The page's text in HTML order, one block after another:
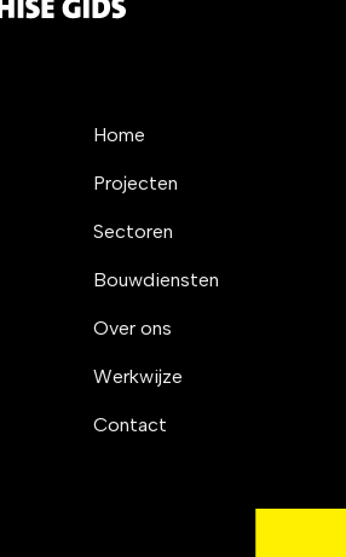
Home
Projecten
Sectoren
Bouwdiensten
Over ons
Werkwijze
Contact